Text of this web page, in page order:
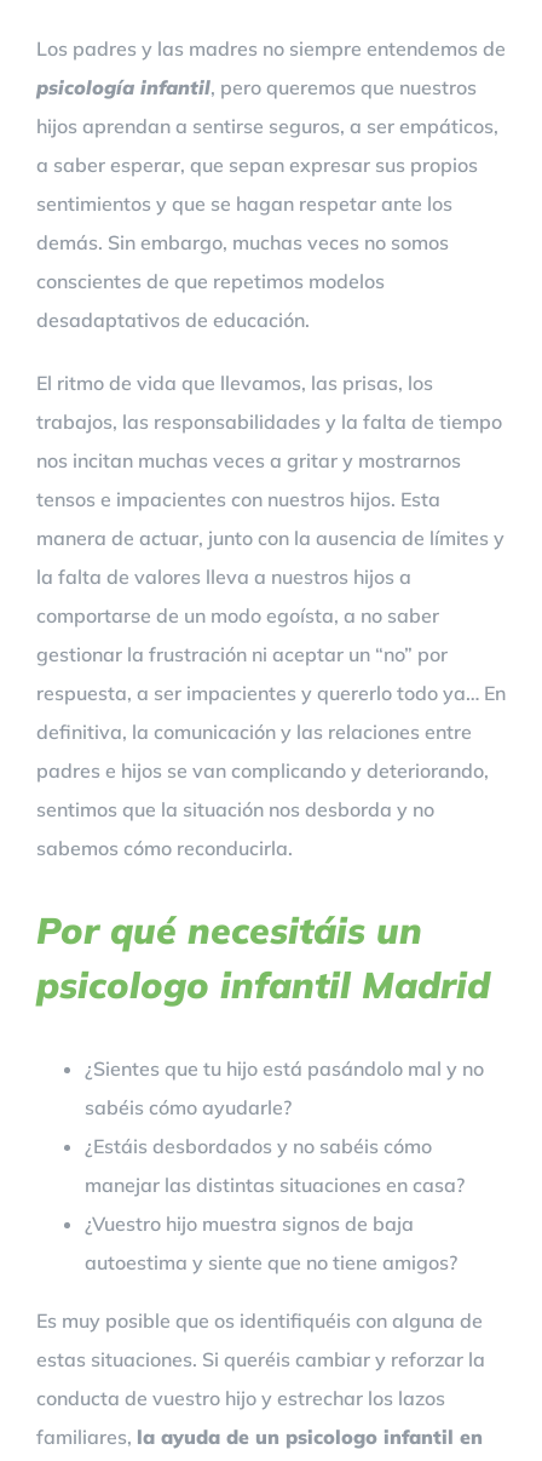
Los padres y las madres no siempre entendemos de
psicología infantil, pero queremos que nuestros
hijos aprendan a sentirse seguros, a ser empáticos,
a saber esperar, que sepan expresar sus propios
sentimientos y que se hagan respetar ante los
demás. Sin embargo, muchas veces no somos
conscientes de que repetimos modelos
desadaptativos de educación.
El ritmo de vida que llevamos, las prisas, los
trabajos, las responsabilidades y la falta de tiempo
nos incitan muchas veces a gritar y mostrarnos
tensos e impacientes con nuestros hijos. Esta
manera de actuar, junto con la ausencia de límites y
la falta de valores lleva a nuestros hijos a
comportarse de un modo egoísta, a no saber
gestionar la frustración ni aceptar un “no” por
respuesta, a ser impacientes y quererlo todo ya… En
definitiva, la comunicación y las relaciones entre
padres e hijos se van complicando y deteriorando,
sentimos que la situación nos desborda y no
sabemos cómo reconducirla.
Por qué necesitáis un
psicologo infantil Madrid
¿Sientes que tu hijo está pasándolo mal y no
sabéis cómo ayudarle?
¿Estáis desbordados y no sabéis cómo
manejar las distintas situaciones en casa?
¿Vuestro hijo muestra signos de baja
autoestima y siente que no tiene amigos?
Es muy posible que os identifiquéis con alguna de
estas situaciones. Si queréis cambiar y reforzar la
conducta de vuestro hijo y estrechar los lazos
familiares, la ayuda de un psicologo infantil en